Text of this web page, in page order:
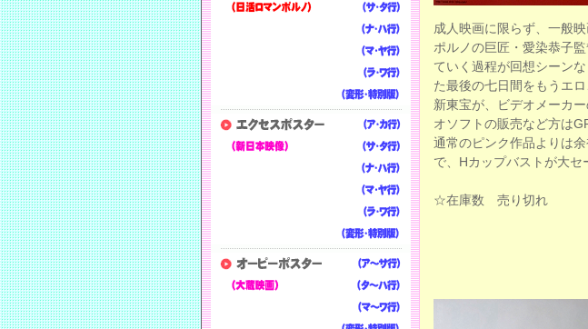
成人映画に限らず、一般
ポルノの巨匠・愛染恭子
ていく過程が回想シーン
た最後の七日間をもうエ
新東宝が、ビデオメーカ
オソフトの販売など方は
通常のピンク作品よりは
で、Hカップバストが大セ
☆在庫数 売り切れ